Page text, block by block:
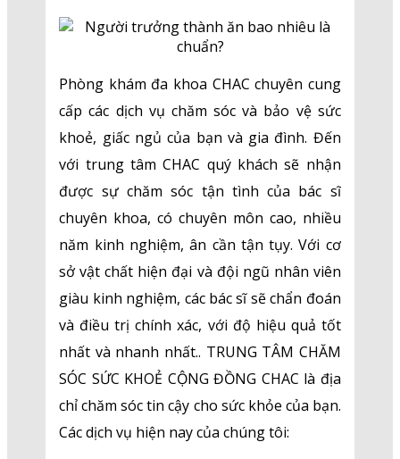
Phòng khám đa khoa CHAC chuyên cung
cấp các dịch vụ chăm sóc và bảo vệ sức
khoẻ, giấc ngủ của bạn và gia đình. Đến
với trung tâm CHAC quý khách sẽ nhận
được sự chăm sóc tận tình của bác sĩ
chuyên khoa, có chuyên môn cao, nhiều
năm kinh nghiệm, ân cần tận tụy. Với cơ
sở vật chất hiện đại và đội ngũ nhân viên
giàu kinh nghiệm, các bác sĩ sẽ chẩn đoán
và điều trị chính xác, với độ hiệu quả tốt
nhất và nhanh nhất.. TRUNG TÂM CHĂM
SÓC SỨC KHOẺ CỘNG ĐỒNG CHAC là địa
chỉ chăm sóc tin cậy cho sức khỏe của bạn.
Các dịch vụ hiện nay của chúng tôi: